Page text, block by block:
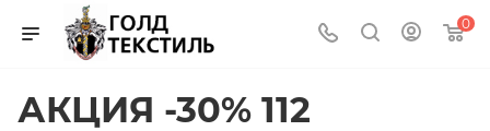
0
АКЦИЯ -30% 112